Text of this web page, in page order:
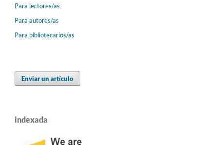
Para lectores/as
Para autores/as
Para bibliotecarios/as
Enviar un artículo
indexada